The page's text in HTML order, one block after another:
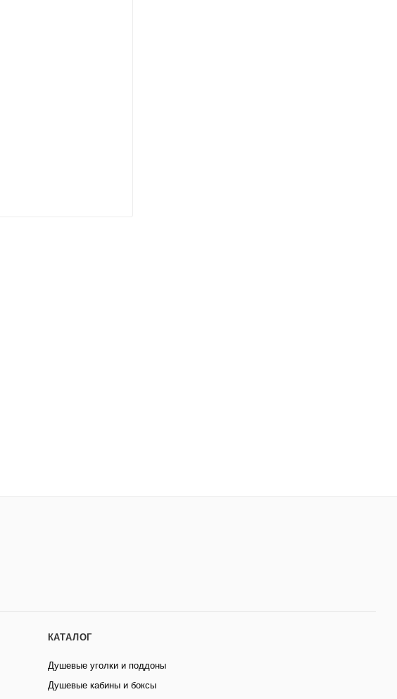
КАТАЛОГ
Душевые уголки и поддоны
Душевые кабины и боксы